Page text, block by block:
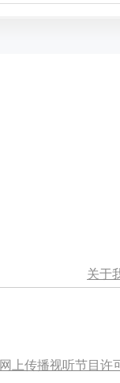
关于
网上传播视听节目许